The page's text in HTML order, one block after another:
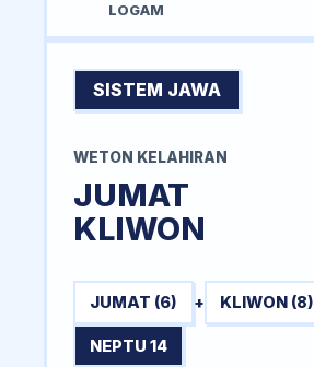
LOGAM
SISTEM JAWA
WETON KELAHIRAN
JUMAT
KLIWON
JUMAT (6) + KLIWON (8)
NEPTU 14